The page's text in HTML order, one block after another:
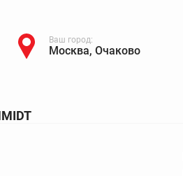
Ваш город:
Москва, Очаково